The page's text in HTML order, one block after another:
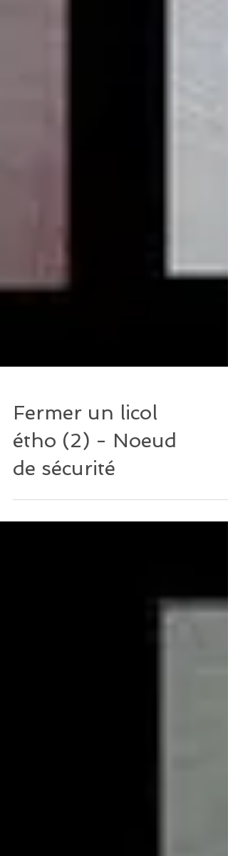
Fermer un licol
étho (2) - Noeud
de sécurité